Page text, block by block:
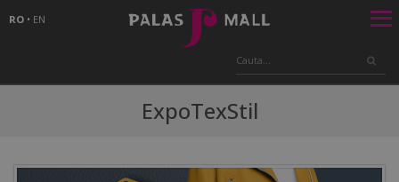
RO • EN
ExpoTexStil